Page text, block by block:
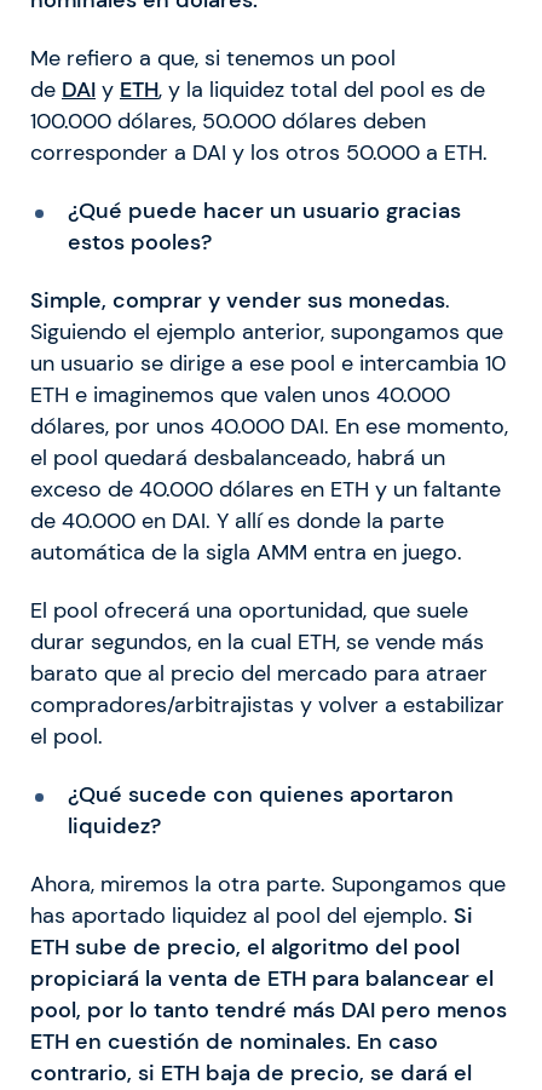
Me refiero a que, si tenemos un pool
de DAI y ETH, y la liquidez total del pool es de
100.000 dólares, 50.000 dólares deben
corresponder a DAI y los otros 50.000 a ETH.
¿Qué puede hacer un usuario gracias
estos pooles?
Simple, comprar y vender sus monedas.
Siguiendo el ejemplo anterior, supongamos que
un usuario se dirige a ese pool e intercambia 10
ETH e imaginemos que valen unos 40.000
dólares, por unos 40.000 DAI. En ese momento,
el pool quedará desbalanceado, habrá un
exceso de 40.000 dólares en ETH y un faltante
de 40.000 en DAI. Y allí es donde la parte
automática de la sigla AMM entra en juego.
El pool ofrecerá una oportunidad, que suele
durar segundos, en la cual ETH, se vende más
barato que al precio del mercado para atraer
compradores/arbitrajistas y volver a estabilizar
el pool.
¿Qué sucede con quienes aportaron
liquidez?
Ahora, miremos la otra parte. Supongamos que
has aportado liquidez al pool del ejemplo. Si
ETH sube de precio, el algoritmo del pool
propiciará la venta de ETH para balancear el
pool, por lo tanto tendré más DAI pero menos
ETH en cuestión de nominales. En caso
contrario, si ETH baja de precio, se dará el